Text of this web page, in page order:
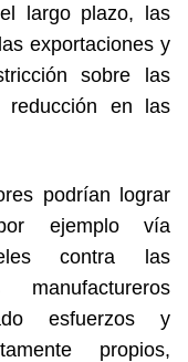
largo plazo, las
exportaciones y
sobre las
reducción en las
podrían lograr
ejemplo vía
contra las
esfuerzos y
propios,